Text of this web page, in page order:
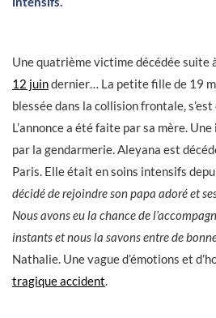
Une quatrième victime décédée suite
12 juindernier… La petite fille de 19
blessée dans la collision frontale,
L’annonce a été faite par sa mère.
par la gendarmerie. Aleyana est
Paris. Elle était en soins intensifs
décidé de rejoindre son papa adoré et
Nous avons eu la chance de
instants et nous la savons entre de
Nathalie. Une vague d’émotions et
tragique accident.